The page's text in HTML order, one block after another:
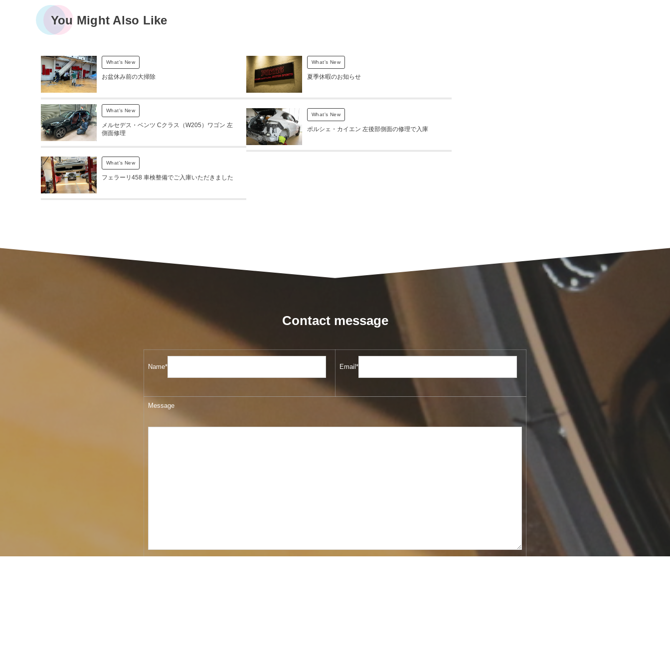
You Might Also Like
What's New
お盆休み前の大掃除
What's New
夏季休暇のお知らせ
What's New
メルセデス・ベンツ Cクラス（W205）ワゴン 左
側面修理
What's New
ポルシェ・カイエン 左後部側面の修理で入庫
What's New
フェラーリ458 車検整備でご入庫いただきました
Contact message
Name* Email*
Message